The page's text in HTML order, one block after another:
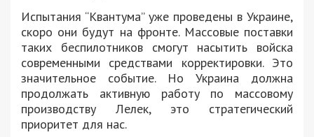
Испытания “Квантума” уже проведены в Украине,
скоро они будут на фронте. Массовые поставки
таких беспилотников смогут насытить войска
современными средствами корректировки. Это
значительное событие. Но Украина должна
продолжать активную работу по массовому
производству Лелек, это стратегический
приоритет для нас.